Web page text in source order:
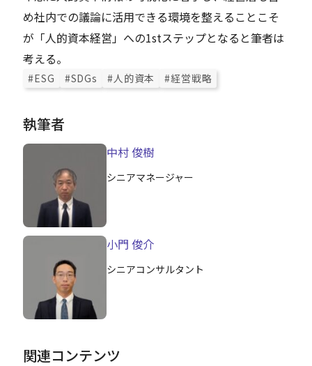
め社内での議論に活用できる環境を整えることこそ
が「人的資本経営」への1stステップとなると筆者は
考える。
#ESG #SDGs #人的資本 #経営戦略
執筆者
中村 俊樹
シニアマネージャー
小門 俊介
シニアコンサルタント
関連コンテンツ